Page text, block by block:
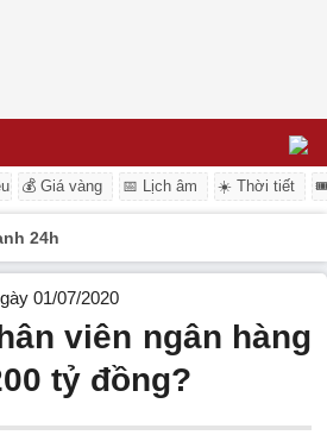
💰 Giá vàng 📅 Lịch âm ☀️ Thời tiết
24h
01/07/2020
viên ngân hàng
tỷ đồng?